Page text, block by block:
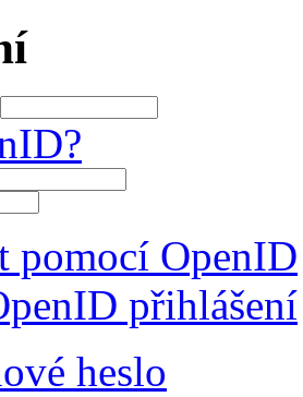
pomocí OpenID
přihlášení
heslo